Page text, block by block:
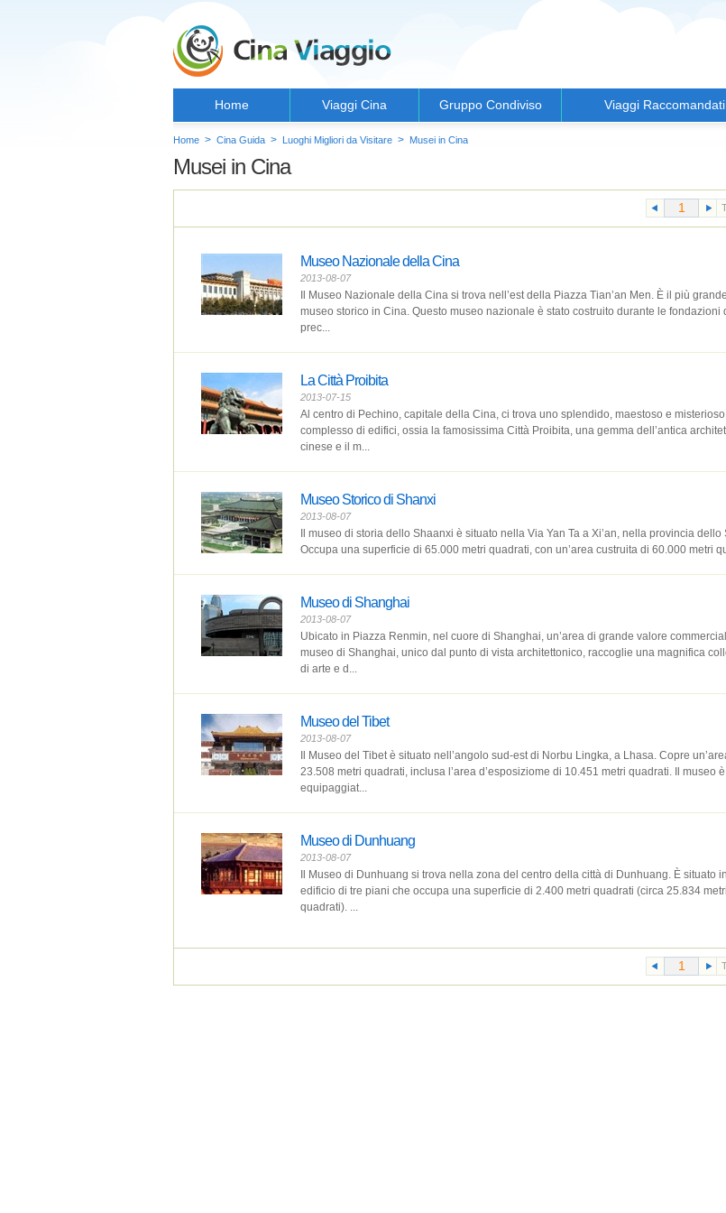
Home Viaggi Cina Gruppo Condiviso Viaggi Raccomandati
Home > Cina Guida > Luoghi Migliori da Visitare > Musei in Cina
Musei in Cina
Museo Nazionale della Cina
2013-08-07
Il Museo Nazionale della Cina si trova nell’est della Piazza Tian’an Men. È il più
museo storico in Cina. Questo museo nazionale è stato costruito durante le fondazioni
prec...
La Città Proibita
2013-07-15
Al centro di Pechino, capitale della Cina, ci trova uno splendido, maestoso e misterioso
complesso di edifici, ossia la famosissima Città Proibita, una gemma dell’antica
cinese e il m...
Museo Storico di Shanxi
2013-08-07
Il museo di storia dello Shaanxi è situato nella Via Yan Ta a Xi’an, nella provincia dello
Occupa una superficie di 65.000 metri quadrati, con un’area custruita di 60.000 metri
Museo di Shanghai
2013-08-07
Ubicato in Piazza Renmin, nel cuore di Shanghai, un’area di grande valore
museo di Shanghai, unico dal punto di vista architettonico, raccoglie una magnifica
di arte e d...
Museo del Tibet
2013-08-07
Il Museo del Tibet è situato nell’angolo sud-est di Norbu Lingka, a Lhasa. Copre
23.508 metri quadrati, inclusa l’area d’esposiziome di 10.451 metri quadrati. Il museo è
equipaggiat...
Museo di Dunhuang
2013-08-07
Il Museo di Dunhuang si trova nella zona del centro della città di Dunhuang. È situato
edificio di tre piani che occupa una superficie di 2.400 metri quadrati (circa 25.834 metri
quadrati). ...